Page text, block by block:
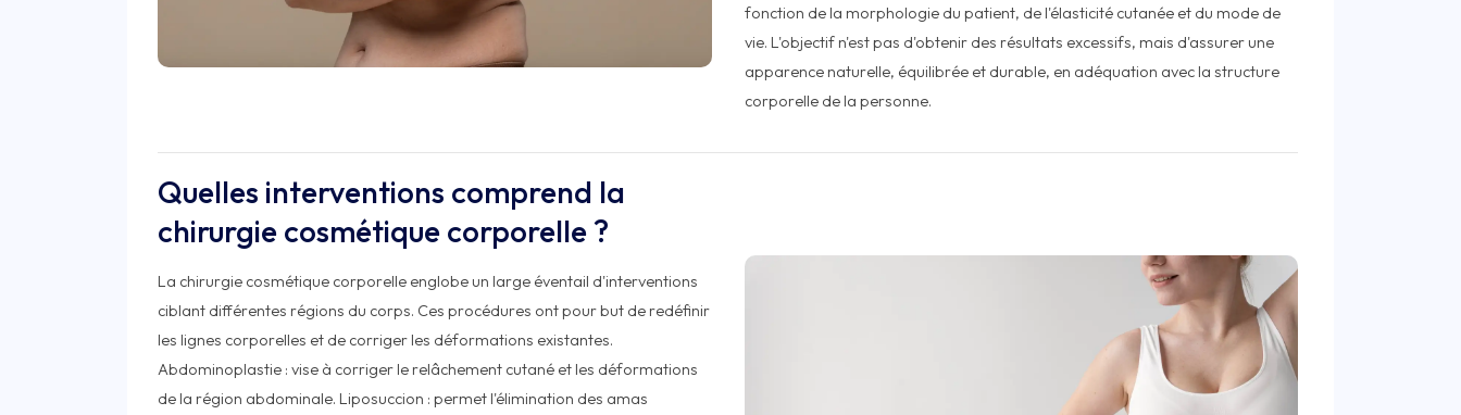
fonction de la morphologie du patient, de l'élasticité cutanée et du mode de
vie. L'objectif n'est pas d'obtenir des résultats excessifs, mais d'assurer une
apparence naturelle, équilibrée et durable, en adéquation avec la structure
corporelle de la personne.
Quelles interventions comprend la
chirurgie cosmétique corporelle ?
La chirurgie cosmétique corporelle englobe un large éventail d'interventions
ciblant différentes régions du corps. Ces procédures ont pour but de redéfinir
les lignes corporelles et de corriger les déformations existantes.
Abdominoplastie : vise à corriger le relâchement cutané et les déformations
de la région abdominale. Liposuccion : permet l'élimination des amas